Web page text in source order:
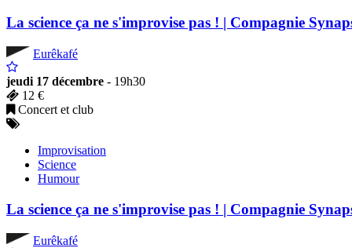
La science ça ne s'improvise pas ! | Compagnie
Eurêkafé
jeudi 17 décembre - 19h30
12 €
Concert et club
Improvisation
Science
Humour
La science ça ne s'improvise pas ! | Compagnie
Eurêkafé